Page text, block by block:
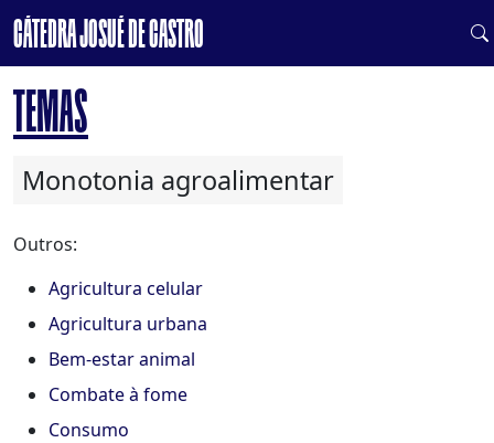
CÁTEDRA JOSUÉ DE CASTRO
DE SISTEMAS ALIMENTARES SAUDÁVEIS E SUSTENTÁVEIS
TEMAS
Monotonia agroalimentar
Outros:
Agricultura celular
Agricultura urbana
Bem-estar animal
Combate à fome
Consumo